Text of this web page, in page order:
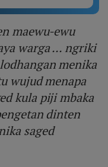
maewu-ewu
warga ... ngriki
menika
wujud menapa
kula piji mbaka
dinten
saged